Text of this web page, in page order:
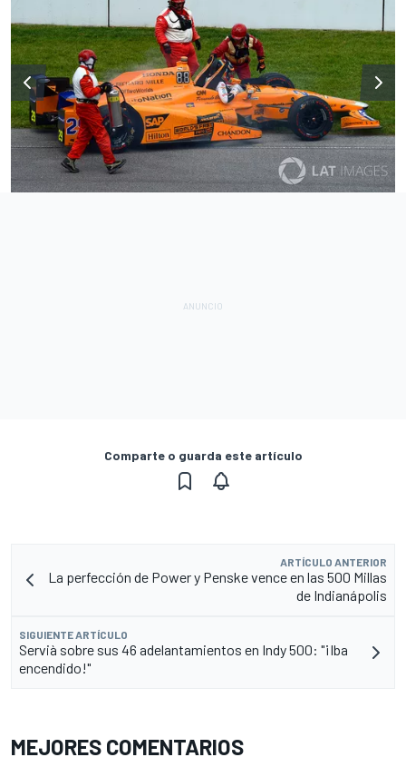
Comparte o guarda este artículo
ARTÍCULO ANTERIOR
La perfección de Power y Penske vence en las 500 Millas
de Indianápolis
SIGUIENTE ARTÍCULO
Servià sobre sus 46 adelantamientos en Indy 500: "¡Iba
encendido!"
MEJORES COMENTARIOS